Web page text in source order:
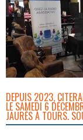
DEPUIS 2023,
LE SAMEDI 6
JAURÈS À TOURS.